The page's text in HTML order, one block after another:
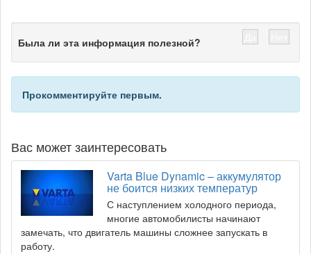
Была ли эта информация полезной?
Прокомментируйте первым.
Вас может заинтересовать
Varta Blue Dynamic – аккумулятор
не боится низких температур
С наступлением холодного периода,
многие автомобилисты начинают
замечать, что двигатель машины сложнее запускать в
работу.